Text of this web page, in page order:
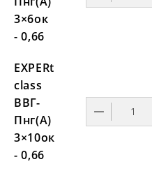
3×6ок
- 0,66
EXPERt
class
ВВГ-
Пнг(А)
3×10ок
- 0,66